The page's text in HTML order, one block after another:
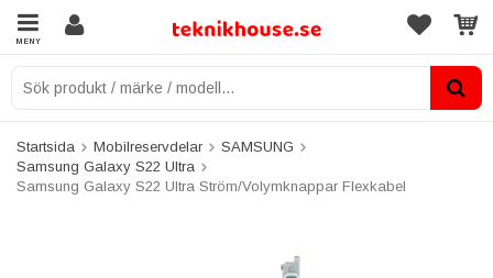
MENY
Startsida Mobilreservdelar
SAMSUNG
Samsung Galaxy S22 Ultra
Samsung Galaxy S22 Ultra Ström/Volymknappar Flexkabel